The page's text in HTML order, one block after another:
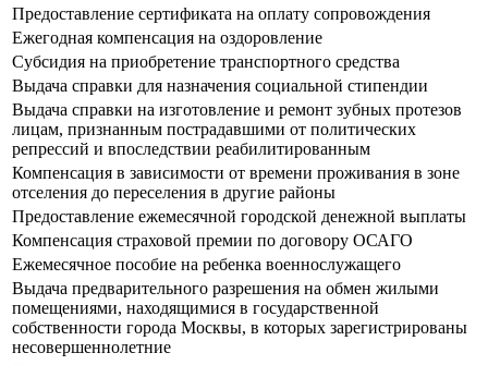
Предоставление сертификата на оплату сопровождения
Ежегодная компенсация на оздоровление
Субсидия на приобретение транспортного средства
Выдача справки для назначения социальной стипендии
Выдача справки на изготовление и ремонт зубных протезов
лицам, признанным пострадавшими от политических
репрессий и впоследствии реабилитированным
Компенсация в зависимости от времени проживания в зоне
отселения до переселения в другие районы
Предоставление ежемесячной городской денежной выплаты
Компенсация страховой премии по договору ОСАГО
Ежемесячное пособие на ребенка военнослужащего
Выдача предварительного разрешения на обмен жилыми
помещениями, находящимися в государственной
собственности города Москвы, в которых зарегистрированы
несовершеннолетние